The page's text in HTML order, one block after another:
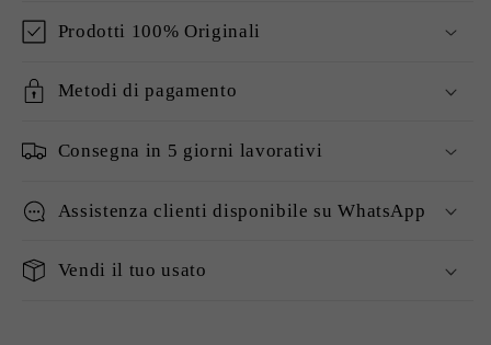
Prodotti 100% Originali
Metodi di pagamento
Consegna in 5 giorni lavorativi
Assistenza clienti disponibile su WhatsApp
Vendi il tuo usato